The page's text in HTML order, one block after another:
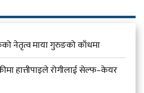
नेतृत्व माया गुरुङको काँधमा
हात्तीपाइले रोगीलाई सेल्फ–केयर